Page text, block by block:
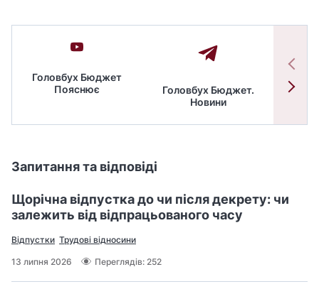
Головбух Бюджет
Пояснює
Головбух Бюджет.
Новини
Запитання та відповіді
Щорічна відпустка до чи після декрету: чи
залежить від відпрацьованого часу
Відпустки Трудові відносини
13 липня 2026 Переглядів: 252